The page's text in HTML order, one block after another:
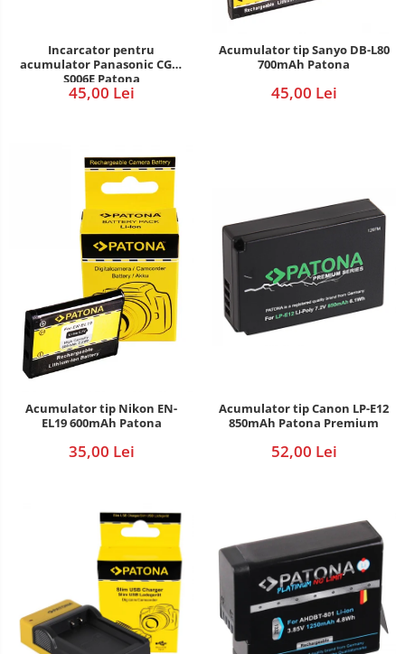
Incarcator pentru
acumulator Panasonic CGA-
S006E Patona
45,00 Lei
Acumulator tip Sanyo DB-L80
700mAh Patona
45,00 Lei
Acumulator tip Nikon EN-
EL19 600mAh Patona
35,00 Lei
Acumulator tip Canon LP-E12
850mAh Patona Premium
52,00 Lei